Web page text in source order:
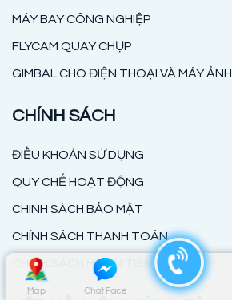
Map Chat Face
MÁY BAY CÔNG NGHIỆP
FLYCAM QUAY CHỤP
GIMBAL CHO ĐIỆN THOẠI VÀ MÁY ẢNH
CHÍNH SÁCH
ĐIỀU KHOẢN SỬ DỤNG
QUY CHẾ HOẠT ĐỘNG
CHÍNH SÁCH BẢO MẬT
CHÍNH SÁCH THANH TOÁN
CHÍNH SÁCH HOÀN TIỀN